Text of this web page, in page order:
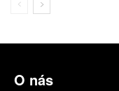
O nás